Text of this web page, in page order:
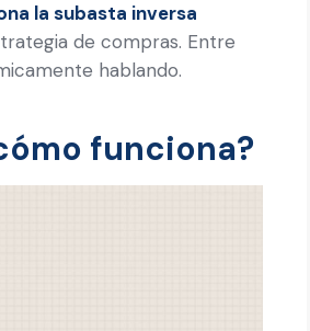
la subasta inversa
de compras. Entre
hablando.
funciona?